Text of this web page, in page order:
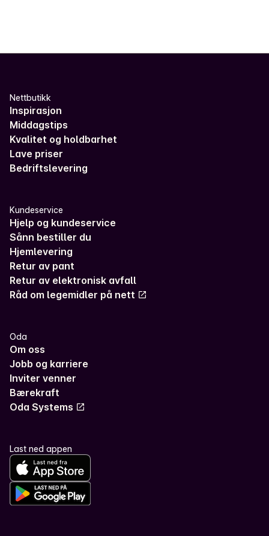
Nettbutikk
Inspirasjon
Middagstips
Kvalitet og holdbarhet
Lave priser
Bedriftslevering
Kundeservice
Hjelp og kundeservice
Sånn bestiller du
Hjemlevering
Retur av pant
Retur av elektronisk avfall
Råd om legemidler på nett
Oda
Om oss
Jobb og karriere
Inviter venner
Bærekraft
Oda Systems
Last ned appen